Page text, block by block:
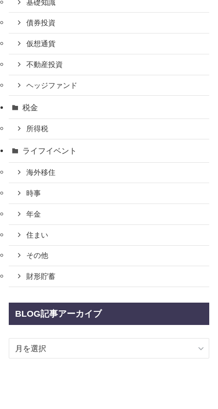
基礎知識
債券投資
仮想通貨
不動産投資
ヘッジファンド
税金
所得税
ライフイベント
海外移住
時事
年金
住まい
その他
財形貯蓄
BLOG記事アーカイブ
BLOG